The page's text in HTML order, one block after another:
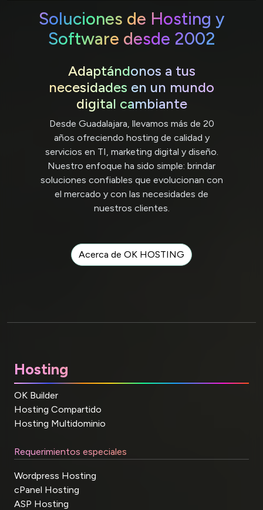
Soluciones de Hosting y
Software desde 2002
Adaptándonos a tus
necesidades en un mundo
digital cambiante
Desde Guadalajara, llevamos más de 20
años ofreciendo hosting de calidad y
servicios en TI, marketing digital y diseño.
Nuestro enfoque ha sido simple: brindar
soluciones confiables que evolucionan con
el mercado y con las necesidades de
nuestros clientes.
Acerca de OK HOSTING
Hosting
OK Builder
Hosting Compartido
Hosting Multidominio
Requerimientos especiales
Wordpress Hosting
cPanel Hosting
ASP Hosting